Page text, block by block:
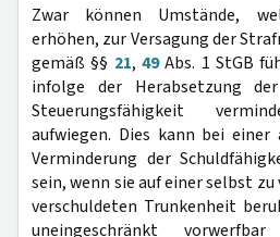
Zwar können Umstände,
erhöhen, zur Versagung der
gemäß §§ 21, 49Abs. 1 StGB
infolge der Herabsetzung
Steuerungsfähigkeit
aufwiegen. Dies kann bei
Verminderung der
sein, wenn sie auf einer selbst
verschuldeten Trunkenheit
uneingeschränkt